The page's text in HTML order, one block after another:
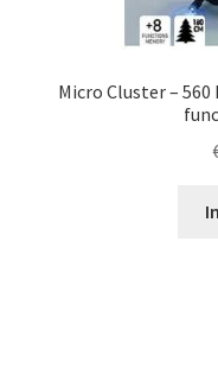
Micro Cluster –